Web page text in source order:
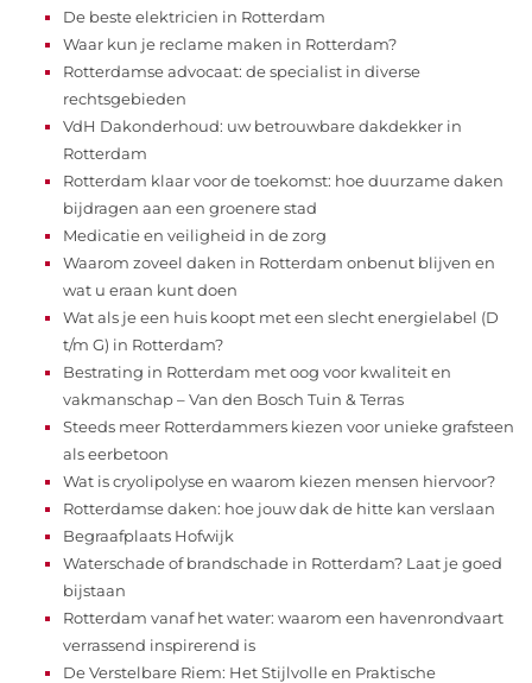
De beste elektricien in Rotterdam
Waar kun je reclame maken in Rotterdam?
Rotterdamse advocaat: de specialist in diverse
rechtsgebieden
VdH Dakonderhoud: uw betrouwbare dakdekker in
Rotterdam
Rotterdam klaar voor de toekomst: hoe duurzame daken
bijdragen aan een groenere stad
Medicatie en veiligheid in de zorg
Waarom zoveel daken in Rotterdam onbenut blijven en
wat u eraan kunt doen
Wat als je een huis koopt met een slecht energielabel (D
t/m G) in Rotterdam?
Bestrating in Rotterdam met oog voor kwaliteit en
vakmanschap – Van den Bosch Tuin & Terras
Steeds meer Rotterdammers kiezen voor unieke grafsteen
als eerbetoon
Wat is cryolipolyse en waarom kiezen mensen hiervoor?
Rotterdamse daken: hoe jouw dak de hitte kan verslaan
Begraafplaats Hofwijk
Waterschade of brandschade in Rotterdam? Laat je goed
bijstaan
Rotterdam vanaf het water: waarom een havenrondvaart
verrassend inspirerend is
De Verstelbare Riem: Het Stijlvolle en Praktische